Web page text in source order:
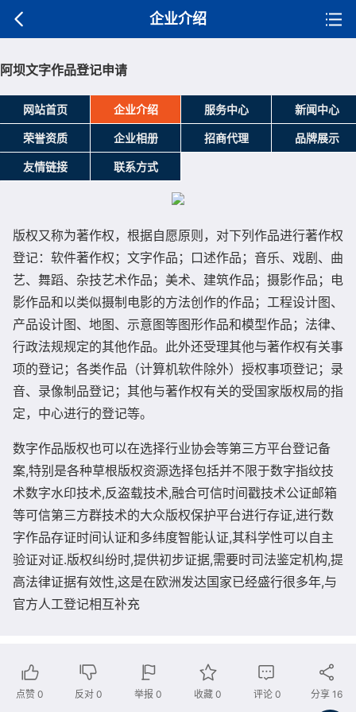
企业介绍
阿坝文字作品登记申请
网站首页 企业介绍 服务中心 新闻中心
荣誉资质 企业相册 招商代理 品牌展示
友情链接 联系方式
版权又称为著作权，根据自愿原则，对下列作品进行著作权
登记：软件著作权；文字作品；口述作品；音乐、戏剧、曲
艺、舞蹈、杂技艺术作品；美术、建筑作品；摄影作品；电
影作品和以类似摄制电影的方法创作的作品；工程设计图、
产品设计图、地图、示意图等图形作品和模型作品；法律、
行政法规规定的其他作品。此外还受理其他与著作权有关事
项的登记；各类作品（计算机软件除外）授权事项登记；录
音、录像制品登记；其他与著作权有关的受国家版权局的指
定，中心进行的登记等。
数字作品版权也可以在选择行业协会等第三方平台登记备
案,特别是各种草根版权资源选择包括并不限于数字指纹技
术数字水印技术,反盗载技术,融合可信时间戳技术公证邮箱
等可信第三方群技术的大众版权保护平台进行存证,进行数
字作品存证时间认证和多纬度智能认证,其科学性可以自主
验证对证.版权纠纷时,提供初步证据,需要时司法鉴定机构,提
高法律证据有效性,这是在欧洲发达国家已经盛行很多年,与
官方人工登记相互补充
点赞 0 反对0 举报 0 收藏 0 评论 0 分享 16